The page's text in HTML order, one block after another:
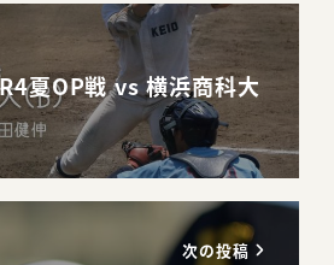
R4夏OP戦 vs 横浜商科大
次の投稿